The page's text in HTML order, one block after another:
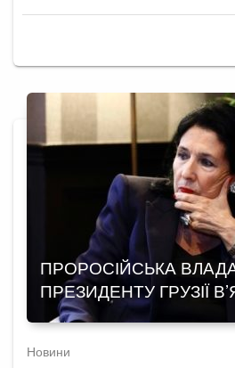
ПРОРОСІЙСЬКА
ПРЕЗИДЕНТУ ГРУЗІЇ
Новини